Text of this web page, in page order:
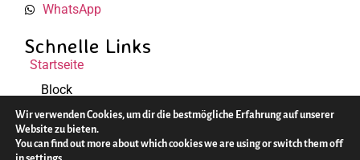
WhatsApp
Schnelle Links
Startseite
Block
Rechtliches
© 2025 Osa Great Adventure. Alle Rechte vorbehalten.
Wir verwenden Cookies, um dir die bestmögliche Erfahrung auf unserer
Website zu bieten.
You can find out more about which cookies we are using or switch them off